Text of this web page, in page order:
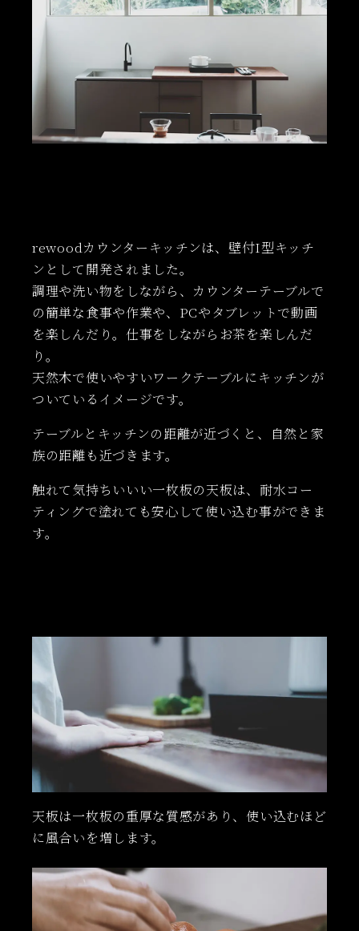
rewoodカウンターキッチンは、壁付I型キッチ
ンとして開発されました。
調理や洗い物をしながら、カウンターテーブルで
の簡単な食事や作業や、PCやタブレットで動画
を楽しんだり。仕事をしながらお茶を楽しんだ
り。
天然木で使いやすいワークテーブルにキッチンが
ついているイメージです。
テーブルとキッチンの距離が近づくと、自然と家
族の距離も近づきます。
触れて気持ちいいい一枚板の天板は、耐水コー
ティングで塗れても安心して使い込む事ができま
す。
天板は一枚板の重厚な質感があり、使い込むほど
に風合いを増します。